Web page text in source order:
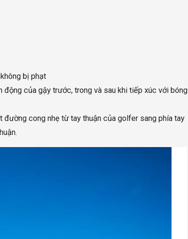
bị phạt
của gậy trước, trong và sau khi tiếp xúc với bóng
cong nhẹ từ tay thuận của golfer sang phía tay